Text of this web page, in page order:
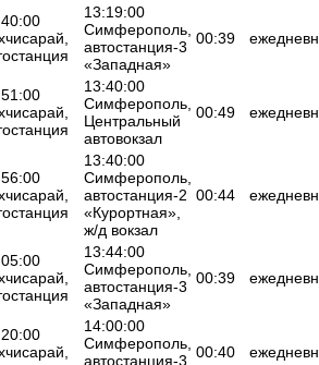
13:19:00
Симферополь,
автостанция-3
«Западная»
00:39
13:40:00
Симферополь,
Центральный
автовокзал
00:49
13:40:00
Симферополь,
автостанция-2
«Курортная»,
ж/д вокзал
00:44
13:44:00
Симферополь,
автостанция-3
«Западная»
00:39
14:00:00
Симферополь,
автостанция-3 00:40